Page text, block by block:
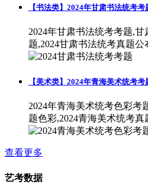
【书法类】2024年甘肃书法统考考
2024年甘肃书法统考考题,
题,2024甘肃书法统考真题公
【美术类】2024年青海美术统考考
2024年青海美术统考色彩考
题色彩,2024青海美术统考真
查看更多
艺考数据